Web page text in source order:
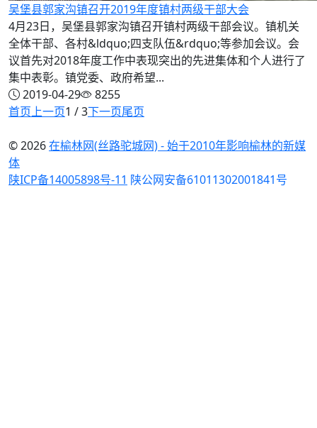
吴堡县郭家沟镇召开2019年度镇村两级干部大会
4月23日，吴堡县郭家沟镇召开镇村两级干部会议。镇机关
全体干部、各村&ldquo;四支队伍&rdquo;等参加会议。会
议首先对2018年度工作中表现突出的先进集体和个人进行了
集中表彰。镇党委、政府希望...
2019-04-29
8255
首页上一页1 / 3下一页尾页
© 2026在榆林网(丝路驼城网) - 始于2010年影响榆林的新媒
体
陕ICP备14005898号-11 陕公网安备61011302001841号